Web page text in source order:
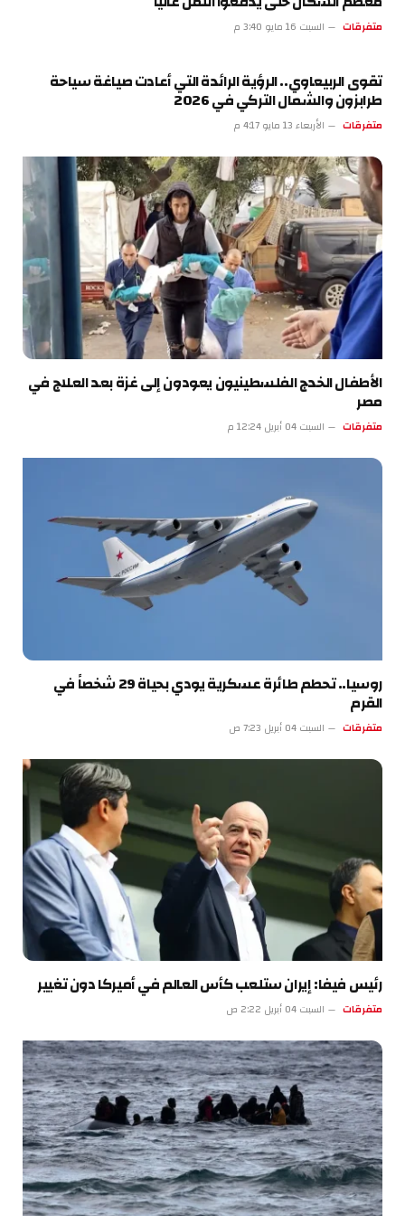
متفرقات السبت 16 مايو 3:40 م
تقوى الربيعاوي.. الرؤية الرائدة التي أعادت صياغة سياحة
طرابزون والشمال التركي في 2026
متفرقات الأربعاء 13 مايو 4:17 م
الأطفال الخدج الفلسطينيون يعودون إلى غزة بعد العلاج في
مصر
متفرقات السبت 04 أبريل 12:24 م
روسيا.. تحطم طائرة عسكرية يودي بحياة 29 شخصاً في
القرم
متفرقات السبت 04 أبريل 7:23 ص
رئيس فيفا: إيران ستلعب كأس العالم في أميركا دون تغيير
متفرقات السبت 04 أبريل 2:22 ص